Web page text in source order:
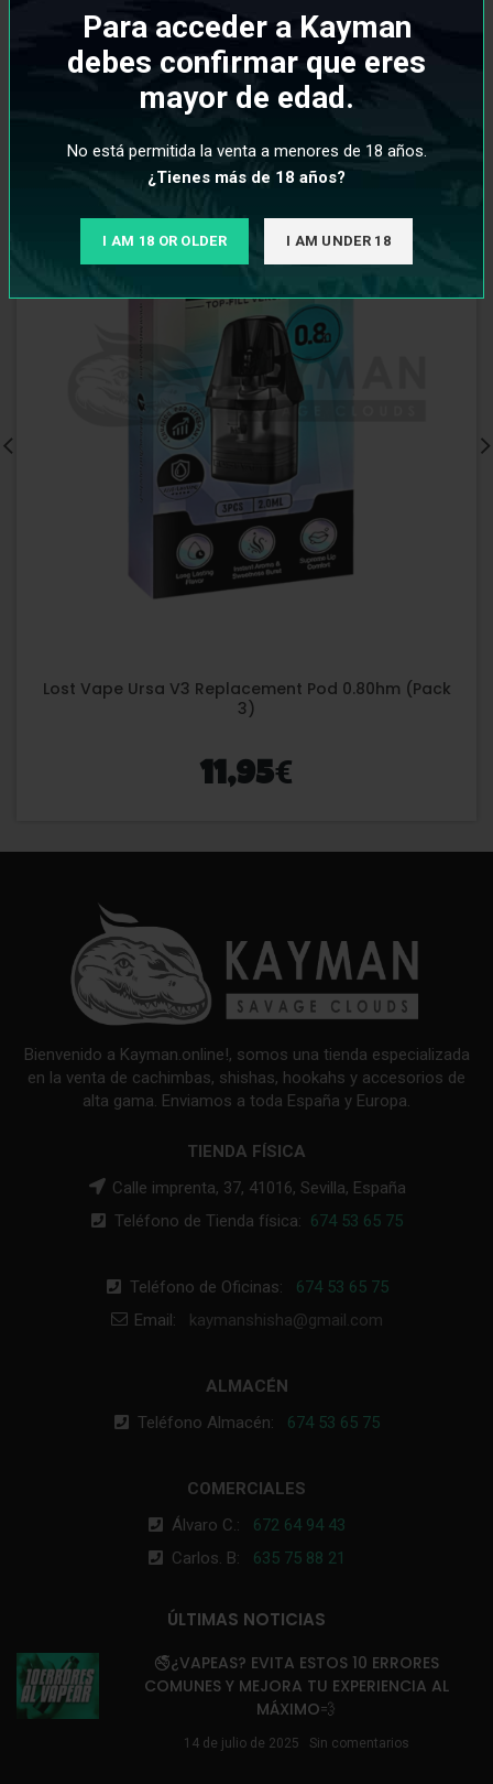
Para acceder a Kayman
debes confirmar que eres
mayor de edad.
No está permitida la venta a menores de 18 años.
¿Tienes más de 18 años?
I AM 18 OR OLDER I AM UNDER 18
PRODUCTOS RELACIONADOS
Lost Vape Ursa V3 Replacement Pod 0.80hm (Pack
3)
11,95€
Bienvenido a Kayman.online!, somos una tienda especializada
en la venta de cachimbas, shishas, hookahs y accesorios de
alta gama. Enviamos a toda España y Europa.
TIENDA FÍSICA
Calle imprenta, 37, 41016, Sevilla, España
Teléfono de Tienda física: 674 53 65 75
Teléfono de Oficinas: 674 53 65 75
Email:
kaymanshisha@gmail.com
ALMACÉN
Teléfono Almacén: 674 53 65 75
COMERCIALES
Álvaro C.: 672 64 94 43
Carlos. B: 635 75 88 21
ÚLTIMAS NOTICIAS
🚭¿VAPEAS? EVITA ESTOS 10 ERRORES
COMUNES Y MEJORA TU EXPERIENCIA AL
MÁXIMO💨
14 de julio de 2025 Sin comentarios